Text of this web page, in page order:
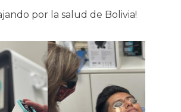
por la salud de Bolivia!